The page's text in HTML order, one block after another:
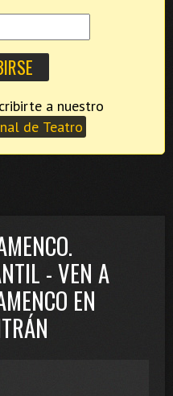
de Teatro
- VEN A
EN